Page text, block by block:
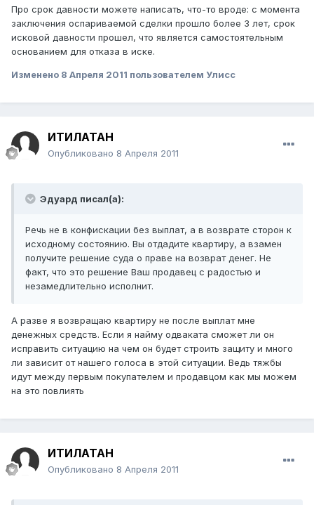
Про срок давности можете написать, что-то вроде: с момента
заключения оспариваемой сделки прошло более 3 лет, срок
исковой давности прошел, что является самостоятельным
основанием для отказа в иске.
Изменено 8 Апреля 2011 пользователем Улисс
ИТИЛАТАН
Опубликовано 8 Апреля 2011
Эдуард писал(а):
Речь не в конфискации без выплат, а в возврате сторон к
исходному состоянию. Вы отдадите квартиру, а взамен
получите решение суда о праве на возврат денег. Не
факт, что это решение Ваш продавец с радостью и
незамедлительно исполнит.
А разве я возвращаю квартиру не после выплат мне
денежных средств. Если я найму одваката сможет ли он
исправить ситуацию на чем он будет строить защиту и много
ли зависит от нашего голоса в этой ситуации. Ведь тяжбы
идут между первым покупателем и продавцом как мы можем
на это повлиять
ИТИЛАТАН
Опубликовано 8 Апреля 2011